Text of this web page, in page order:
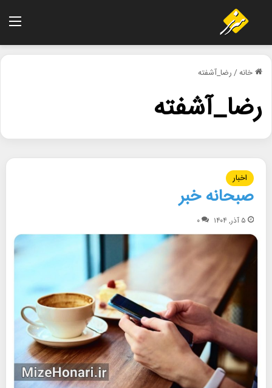
خانه/رضا_آشفته
رضا_آشفته
اخبار
صبحانه خبر
۵ آذر, ۱۴۰۴ ۰